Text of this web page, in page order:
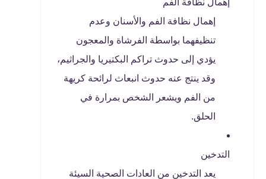
إهمال نظافة الفم
إهمال نظافة الفم والأسنان وعدم
تنظيفهما بواسطة الفرشاة والمعجون
يؤدي إلى حدوث تراكم البكتيريا والجراثيم،
وقد ينتج عنه حدوث انبعاث لرائحة كريهة
من الفم ويشعر الشخص بمرارة في
الحلق.
التدخين
يعد التدخين من العادات الصحية السيئة